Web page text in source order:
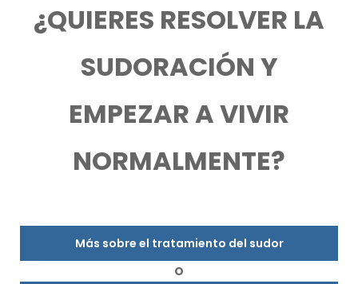
¿QUIERES RESOLVER LA
SUDORACIÓN Y
EMPEZAR A VIVIR
NORMALMENTE?
Más sobre el tratamiento del sudor
O